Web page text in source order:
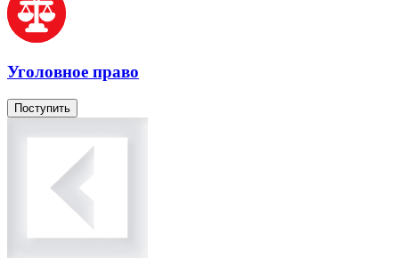
Уголовное право
Поступить